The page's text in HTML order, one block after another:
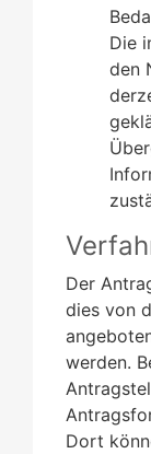
Die
den
Der
dies von
werden.
Dort